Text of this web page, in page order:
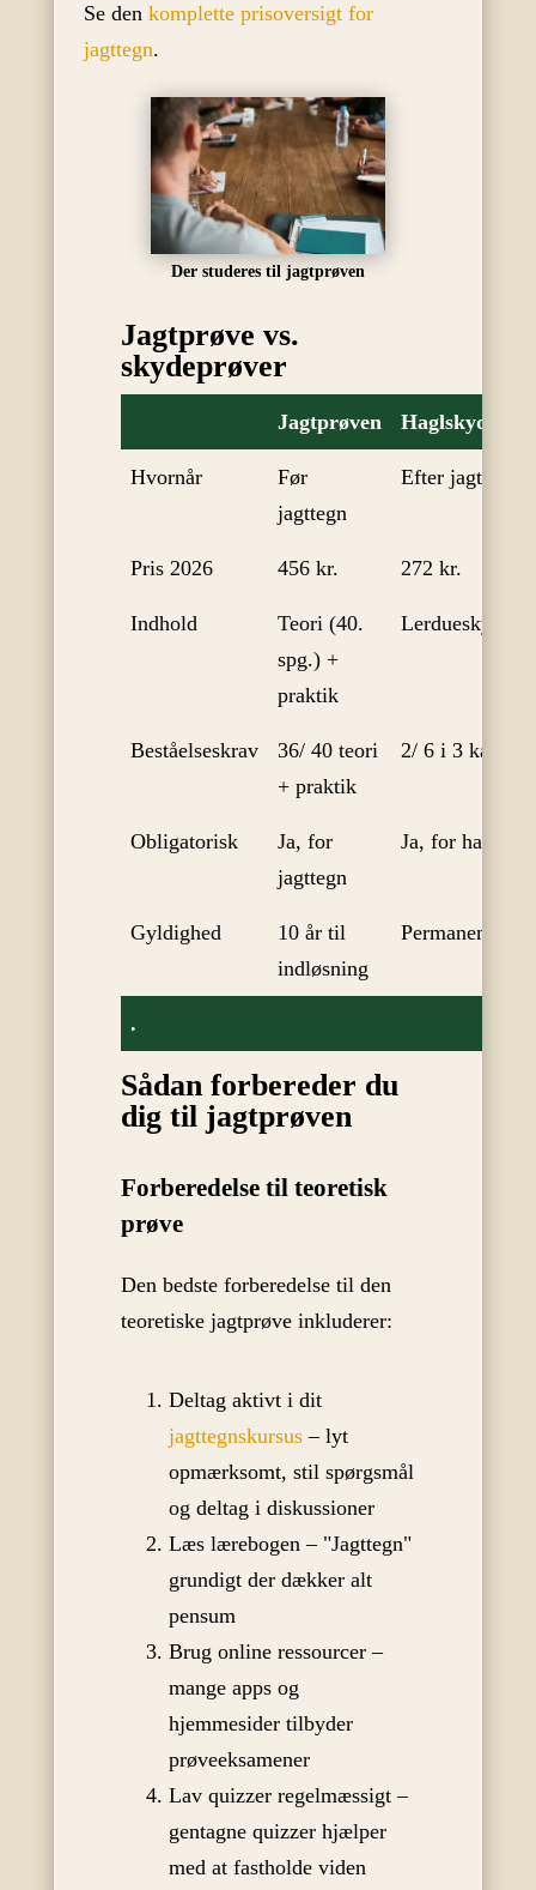
Se den komplette prisoversigt for
jagttegn.
Der studeres til jagtprøven
Jagtprøve vs.
skydeprøver
Jagtprøven
Hvornår
Før
jagttegn
Efter jagttegn
Pris 2026 456 kr. 272 kr.
Indhold
Teori (40.
spg.) +
praktik
Beståelseskrav
36/ 40 teori
+ praktik
2/ 6 i 3
Obligatorisk
Ja, for
jagttegn
Ja, for hagljagt
Gyldighed
10 år til
indløsning
Permanent
.
Sådan forbereder du
dig til jagtprøven
Forberedelse til teoretisk
prøve
Den bedste forberedelse til den
teoretiske jagtprøve inkluderer:
Deltag aktivt i dit
jagttegnskursus– lyt
opmærksomt, stil spørgsmål
og deltag i diskussioner
Læs lærebogen – "Jagttegn"
grundigt der dækker alt
pensum
Brug online ressourcer –
mange apps og
hjemmesider tilbyder
prøveeksamener
Lav quizzer regelmæssigt –
gentagne quizzer hjælper
med at fastholde viden